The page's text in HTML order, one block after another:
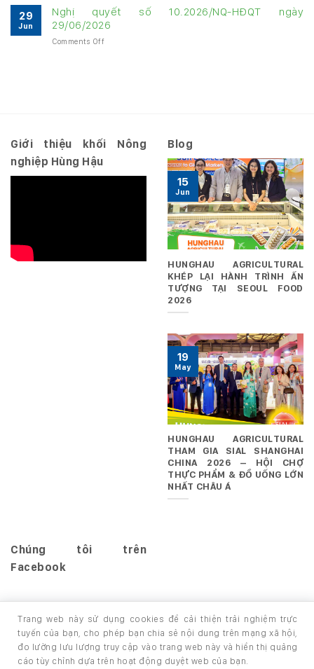
2026
2026
3
năm
2026
cáo
tài
chính
Quý
29
Jun
Nghị quyết số 10.2026/NQ-HĐQT ngày
29/06/2026
Comments Offon
Giới thiệu khối Nông
nghiệp Hùng Hậu
Blog
HUNGHAU AGRICULTURAL
KHÉP LẠI HÀNH TRÌNH ẤN
TƯỢNG TẠI SEOUL FOOD
2026
15
Jun
HUNGHAU AGRICULTURAL
THAM GIA SIAL SHANGHAI
CHINA 2026 – HỘI CHỢ
THỰC PHẨM & ĐỒ UỐNG LỚN
NHẤT CHÂU Á
19
May
Chúng tôi trên
Facebook
TRANG CHỦ GIỚI THIỆU SẢN PHẨM
Trang web này sử dụng cookies để cải thiện trải nghiệm trực
tuyến của bạn, cho phép bạn chia sẻ nội dung trên mạng xã hội,
đo lường lưu lượng truy cập vào trang web này và hiển thị quảng
cáo tùy chỉnh dựa trên hoạt động duyệt web của bạn.